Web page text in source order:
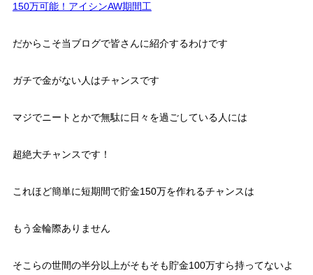
150万可能！アイシンAW期間工
だからこそ当ブログで皆さんに紹介するわけです
ガチで金がない人はチャンスです
マジでニートとかで無駄に日々を過ごしている人には
超絶大チャンスです！
これほど簡単に短期間で貯金150万を作れるチャンスは
もう金輪際ありません
そこらの世間の半分以上がそもそも貯金100万すら持ってないよ